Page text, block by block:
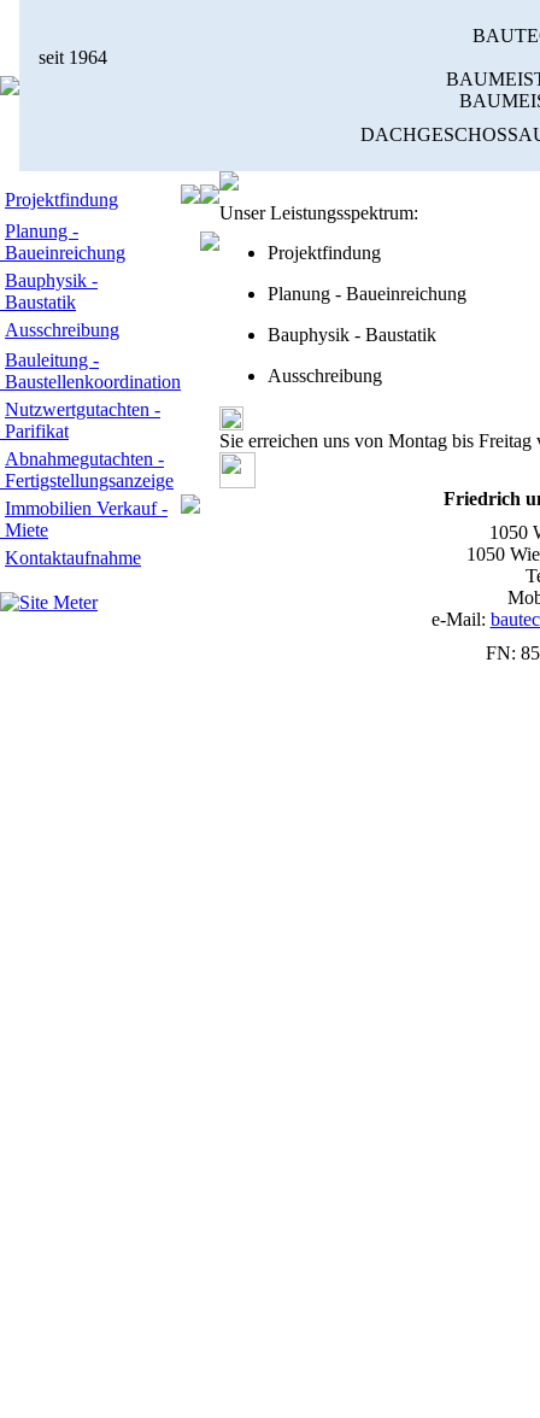
seit 1964
Projektfindung
Planung -
Baueinreichung
Bauphysik -
Baustatik
Ausschreibung
Bauleitung -
Baustellenkoordination
Nutzwertgutachten -
Parifikat
Abnahmegutachten -
Fertigstellungsanzeige
Immobilien Verkauf -
Miete
Kontaktaufnahme
Unser Leistungsspektrum:
Projektfindung
Planung - Baueinreichung
Bauphysik - Baustatik
Ausschreibung
Sie erreichen uns von Montag bis
Friedrich
1050
1050
e-Mail:
FN: